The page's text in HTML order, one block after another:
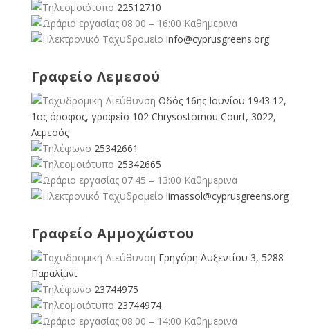
22512710
08:00 – 16:00 Καθημερινά
info@cyprusgreens.org
Γραφείο Λεμεσού
Οδός 16ης Ιουνίου 1943 12,
1ος όροφος, γραφείο 102 Chrysostomou Court, 3022,
Λεμεσός
25342661
25342665
07:45 – 13:00 Καθημερινά
limassol@cyprusgreens.org
Γραφείο Αμμοχώστου
Γρηγόρη Αυξεντίου 3, 5288
Παραλίμνι
23744975
23744974
08:00 – 14:00 Καθημερινά